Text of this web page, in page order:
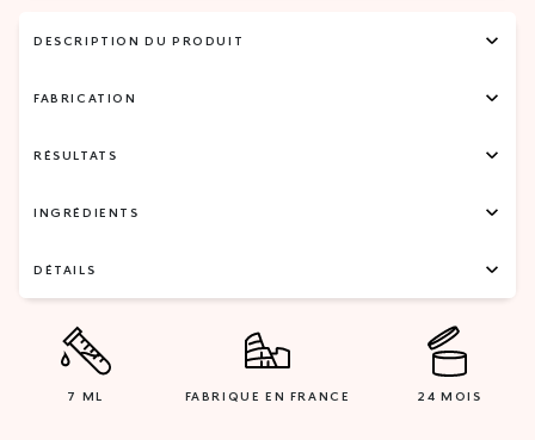
DESCRIPTION DU PRODUIT
FABRICATION
RÉSULTATS
INGRÉDIENTS
DÉTAILS
7 ML FABRIQUE EN FRANCE 24 MOIS